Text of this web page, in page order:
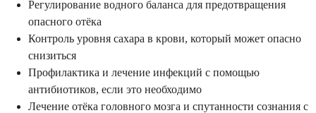
Регулирование водного баланса для предотвращения
опасного отёка
Контроль уровня сахара в крови, который может опасно
снизиться
Профилактика и лечение инфекций с помощью
антибиотиков, если это необходимо
Лечение отёка головного мозга и спутанности сознания с